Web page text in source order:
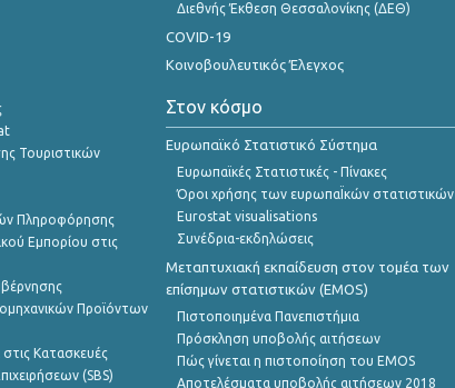
Τουριστικών
Πληροφόρησης
Εμπορίου στις
Προϊόντων
στις Κατασκευές
(SBS)
Διεθνής Έκθεση Θεσσαλονίκης (ΔΕΘ)
COVID-19
Κοινοβουλευτικός Έλεγχος
Στον κόσμο
Ευρωπαϊκό Στατιστικό Σύστημα
Ευρωπαϊκές Στατιστικές - Πίνακες
Όροι χρήσης των ευρωπαΪκών στατιστικών
Eurostat visualisations
Συνέδρια-εκδηλώσεις
Μεταπτυχιακή εκπαίδευση στον τομέα των
επίσημων στατιστικών (EMOS)
Πιστοποιημένα Πανεπιστήμια
Πρόσκληση υποβολής αιτήσεων
Πώς γίνεται η πιστοποίηση του EMOS
Αποτελέσματα υποβολής αιτήσεων 2018